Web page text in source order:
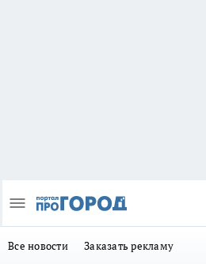
Все новости Заказать рекламу